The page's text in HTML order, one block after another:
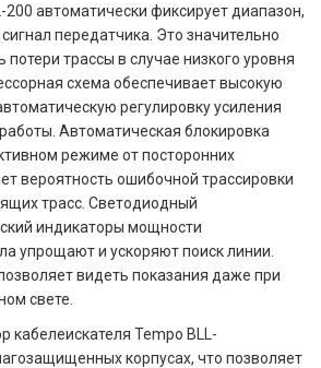
200 автоматически фиксирует диапазон,
передатчика. Это значительно
потери трассы в случае низкого уровня
схема обеспечивает высокую
регулировку усиления
Автоматическая блокировка
режиме от посторонних
вероятность ошибочной трассировки
трасс. Светодиодный
индикаторы мощности
упрощают и ускоряют поиск линии.
видеть показания даже при
свете.
кабелеискателя Tempo BLL-
корпусах, что позволяет